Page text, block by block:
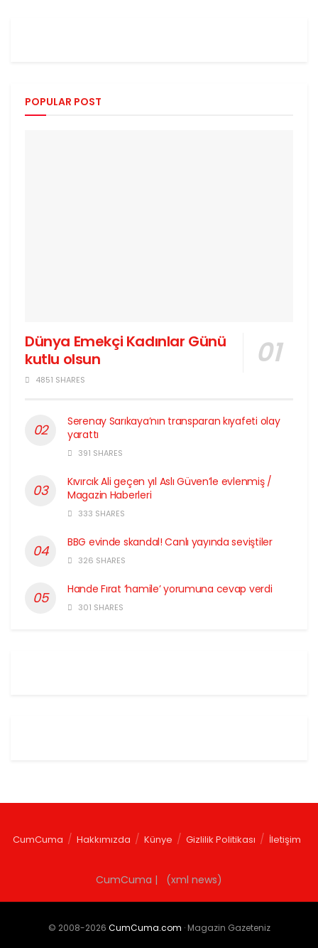
POPULAR POST
Dünya Emekçi Kadınlar Günü
kutlu olsun
4851 SHARES
Serenay Sarıkaya’nın transparan kıyafeti olay
yarattı
391 SHARES
Kıvırcık Ali geçen yıl Aslı Güven’le evlenmiş /
Magazin Haberleri
333 SHARES
BBG evinde skandal! Canlı yayında seviştiler
326 SHARES
Hande Fırat ‘hamile’ yorumuna cevap verdi
301 SHARES
CumCuma Hakkımızda Künye Gizlilik Politikası İletişim
CumCuma | (xml news)
© 2008-2026 CumCuma.com · Magazin Gazeteniz